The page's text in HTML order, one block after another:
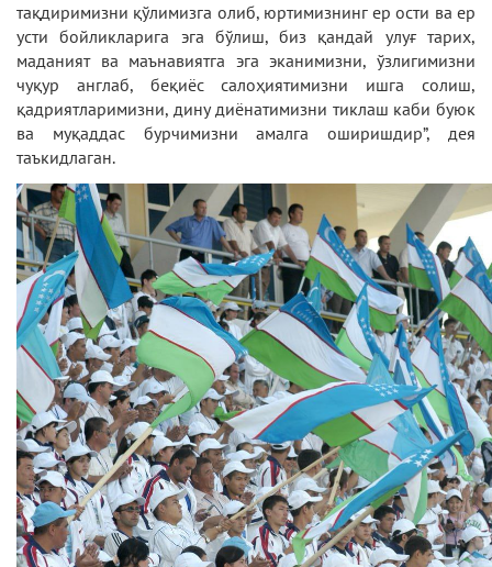
тақдиримизни қўлимизга олиб, юртимизнинг ер ости ва ер
усти бойликларига эга бўлиш, биз қандай улуғ тарих,
маданият ва маънавиятга эга эканимизни, ўзлигимизни
чуқур англаб, беқиёс салоҳиятимизни ишга солиш,
қадриятларимизни, дину диёнатимизни тиклаш каби буюк
ва муқаддас бурчимизни амалга оширишдир”, дея
таъкидлаган.